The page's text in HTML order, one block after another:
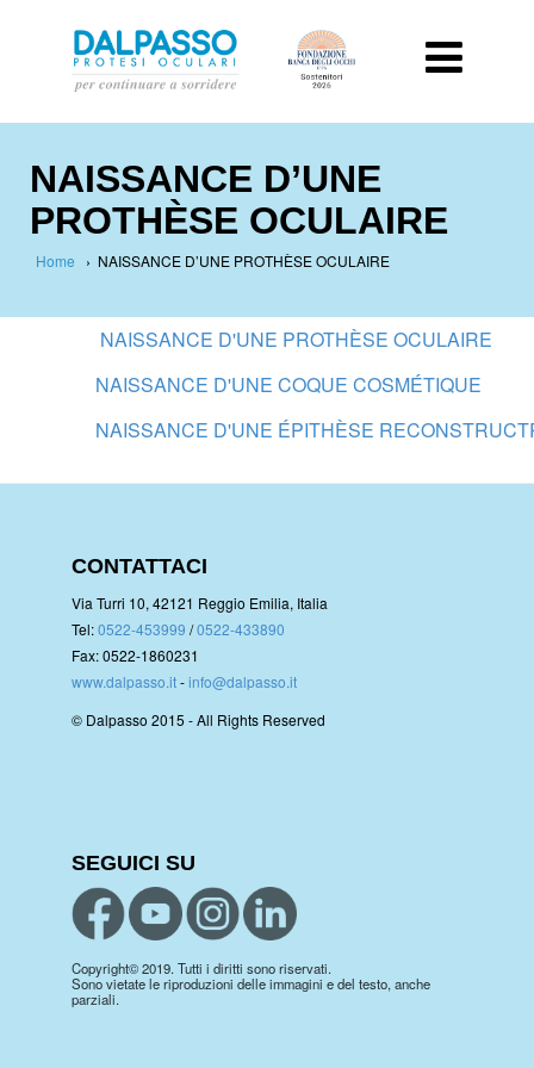
NAISSANCE D’UNE
PROTHÈSE OCULAIRE
Home › NAISSANCE D’UNE PROTHÈSE OCULAIRE
NAISSANCE D'UNE PROTHÈSE OCULAIRE
NAISSANCE D'UNE COQUE COSMÉTIQUE
NAISSANCE D'UNE ÉPITHÈSE
CONTATTACI
Via Turri 10, 42121 Reggio Emilia, Italia
Tel:0522-453999 /0522-433890
Fax: 0522-1860231
www.dalpasso.it-info@dalpasso.it
© Dalpasso 2015 - All Rights Reserved
SEGUICI SU
Copyright© 2019. Tutti i diritti sono riservati.
Sono vietate le riproduzioni delle immagini e del testo, anche
parziali.